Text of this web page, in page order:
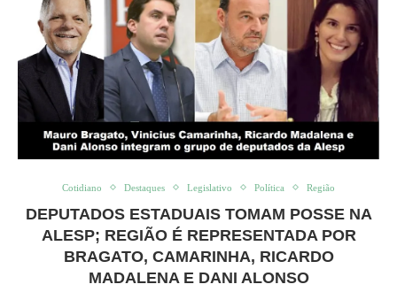
Cotidiano Destaques Legislativo Política Região
DEPUTADOS ESTADUAIS TOMAM POSSE NA
ALESP; REGIÃO É REPRESENTADA POR
BRAGATO, CAMARINHA, RICARDO
MADALENA E DANI ALONSO